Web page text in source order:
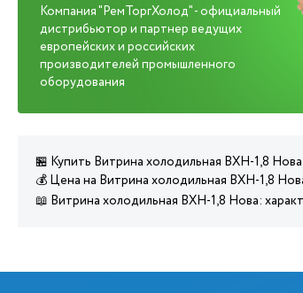
Компания "РемТоргХолод" - официальный
дистрибьютор и партнер ведущих
европейских и российских
производителей промышленного
оборудования
🏪 Купить Витрина холодильная ВХН-1,8
💰 Цена на Витрина холодильная ВХН-1,8
📖 Витрина холодильная ВХН-1,8 Нова: